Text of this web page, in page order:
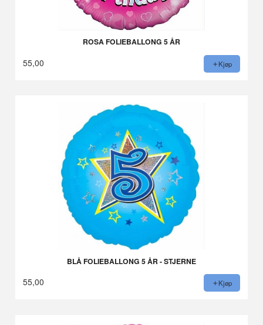
ROSA FOLIEBALLONG 5 ÅR
55,00 Kjøp
BLÅ FOLIEBALLONG 5 ÅR - STJERNE
55,00 Kjøp